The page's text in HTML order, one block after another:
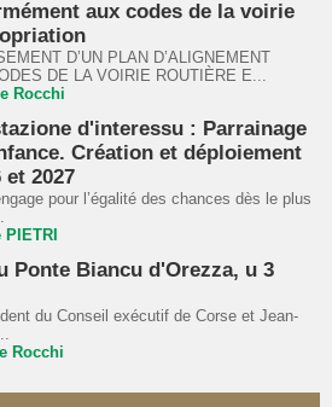
aux codes de la voirie
D’UN PLAN D’ALIGNEMENT
DE LA VOIRIE ROUTIÈRE E...
Rocchi
d'interessu : Parrainage
Création et déploiement
2027
pour l’égalité des chances dès le plus
Ponte Biancu d'Orezza, u 3
du Conseil exécutif de Corse et Jean-
Rocchi